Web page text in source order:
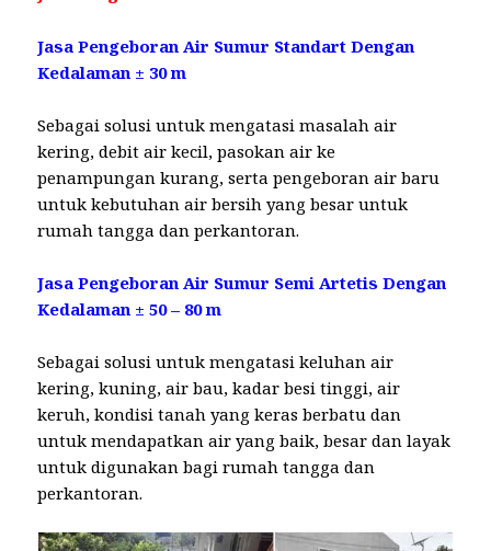
Jasa Pengeboran Air Sumur Standart Dengan
Kedalaman ± 30 m
Sebagai solusi untuk mengatasi masalah air
kering, debit air kecil, pasokan air ke
penampungan kurang, serta pengeboran air baru
untuk kebutuhan air bersih yang besar untuk
rumah tangga dan perkantoran.
Jasa Pengeboran Air Sumur Semi Artetis Dengan
Kedalaman ± 50 – 80 m
Sebagai solusi untuk mengatasi keluhan air
kering, kuning, air bau, kadar besi tinggi, air
keruh, kondisi tanah yang keras berbatu dan
untuk mendapatkan air yang baik, besar dan layak
untuk digunakan bagi rumah tangga dan
perkantoran.